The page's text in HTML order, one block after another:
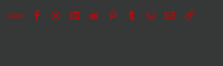
Share: Facebook LinkedInReddit PinterestTumblrWhatsApp
Е-поштаВрска